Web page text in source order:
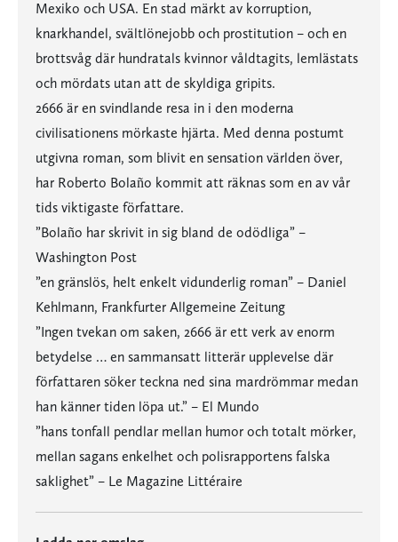
Mexiko och USA. En stad märkt av korruption,
knarkhandel, svältlönejobb och prostitution – och en
brottsvåg där hundratals kvinnor våldtagits, lemlästats
och mördats utan att de skyldiga gripits.
2666 är en svindlande resa in i den moderna
civilisationens mörkaste hjärta. Med denna postumt
utgivna roman, som blivit en sensation världen över,
har Roberto Bolaño kommit att räknas som en av vår
tids viktigaste författare.
”Bolaño har skrivit in sig bland de odödliga” –
Washington Post
”en gränslös, helt enkelt vidunderlig roman” – Daniel
Kehlmann, Frankfurter Allgemeine Zeitung
”Ingen tvekan om saken, 2666 är ett verk av enorm
betydelse … en sammansatt litterär upplevelse där
författaren söker teckna ned sina mardrömmar medan
han känner tiden löpa ut.” – El Mundo
”hans tonfall pendlar mellan humor och totalt mörker,
mellan sagans enkelhet och polisrapportens falska
saklighet” – Le Magazine Littéraire